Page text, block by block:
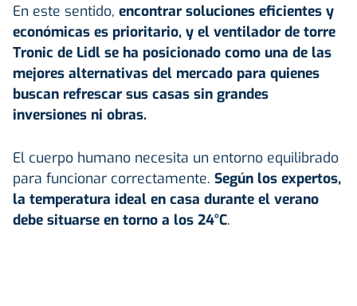
En este sentido, encontrar soluciones eficientes y
económicas es prioritario, y el ventilador de torre
Tronic de Lidl se ha posicionado como una de las
mejores alternativas del mercado para quienes
buscan refrescar sus casas sin grandes
inversiones ni obras.
El cuerpo humano necesita un entorno equilibrado
para funcionar correctamente. Según los expertos,
la temperatura ideal en casa durante el verano
debe situarse en torno a los 24°C.